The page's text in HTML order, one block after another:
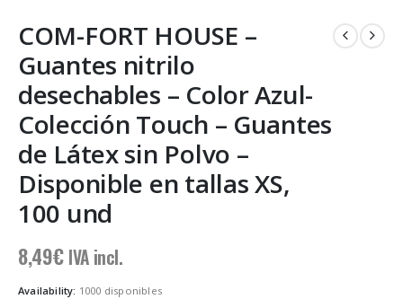
COM-FORT HOUSE –
Guantes nitrilo
desechables – Color Azul-
Colección Touch – Guantes
de Látex sin Polvo –
Disponible en tallas XS,
100 und
8,49€ IVA incl.
Availability: 1000 disponibles